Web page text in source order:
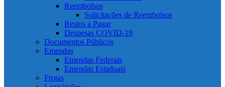
Reembolsos
Solicitações de Reembolsos
Restos a Pagar
Despesas COVID-19
Documentos Públicos
Emendas
Emendas Federais
Emendas Estaduais
Frotas